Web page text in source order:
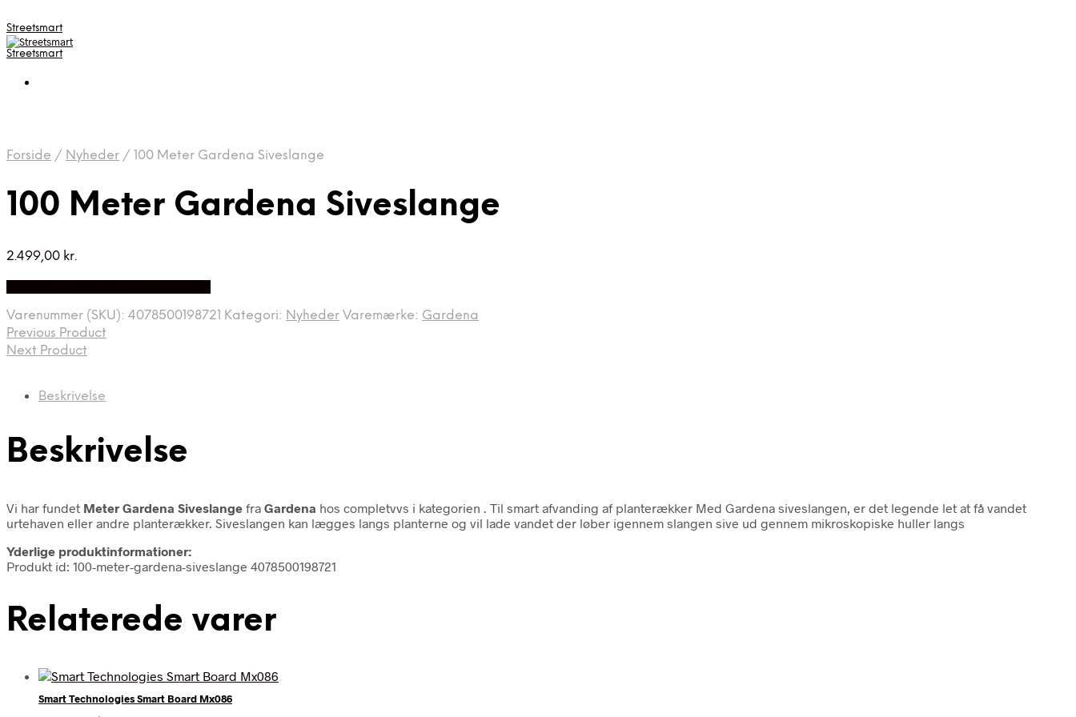
Streetsmart
Streetsmart
Forside / Nyheder / 100 Meter Gardena Siveslange
100 Meter Gardena Siveslange
2.499,00 kr.
Varenummer (SKU): 4078500198721 Kategori: Nyheder Varemærke: Gardena
Previous Product
Next Product
Beskrivelse
Beskrivelse
Vi har fundet Meter Gardena Siveslange fra Gardena hos completvvs i kategorien
. Til smart afvanding af planterækker Med Gardena siveslangen, er det legende let at få vandet
urtehaven eller andre planterækker. Siveslangen kan lægges langs planterne og vil lade vandet der løber igennem slangen sive ud gennem mikroskopiske huller langs
Yderlige produktinformationer:
Produkt id: 100-meter-gardena-siveslange 4078500198721
Relaterede varer
Smart Technologies Smart Board Mx086